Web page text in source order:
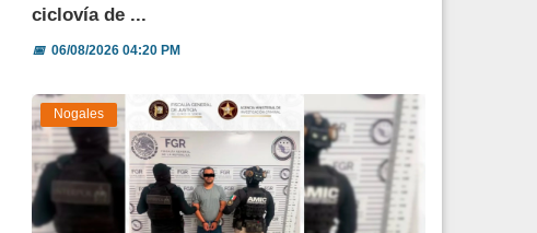
ciclovía de ...
📅06/08/2026 04:20 PM
Nogales